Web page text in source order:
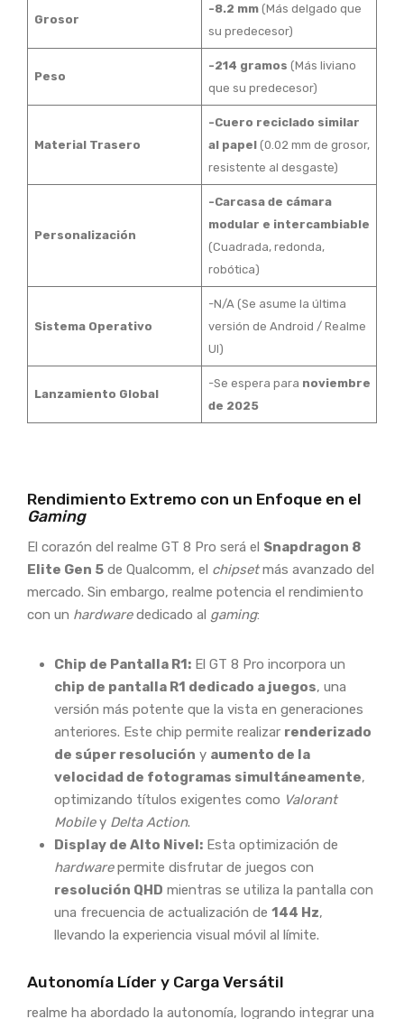
Grosor
-8.2 mm(Más delgado que
su predecesor)
Peso
-214 gramos (Más liviano
que su predecesor)
Material Trasero
-Cuero reciclado similar
al papel(0.02 mm de grosor,
resistente al desgaste)
Personalización
-Carcasa de cámara
modular e intercambiable
(Cuadrada, redonda,
robótica)
Sistema Operativo
-N/A (Se asume la última
versión de Android / Realme
UI)
Lanzamiento Global
-Se espera para noviembre
de 2025
Rendimiento Extremo con un Enfoque en el
Gaming
El corazón del realme GT 8 Pro será el Snapdragon 8
Elite Gen 5 de Qualcomm, el chipsetmás avanzado del
mercado. Sin embargo, realme potencia el rendimiento
con un hardwarededicado al gaming:
Chip de Pantalla R1: El GT 8 Pro incorpora un
chip de pantalla R1 dedicado a juegos, una
versión más potente que la vista en generaciones
anteriores. Este chip permite realizar renderizado
de súper resolución y aumento de la
velocidad de fotogramas simultáneamente,
optimizando títulos exigentes como Valorant
Mobiley Delta Action.
Display de Alto Nivel: Esta optimización de
hardwarepermite disfrutar de juegos con
resolución QHD mientras se utiliza la pantalla con
una frecuencia de actualización de 144 Hz,
llevando la experiencia visual móvil al límite.
Autonomía Líder y Carga Versátil
realme ha abordado la autonomía, logrando integrar una